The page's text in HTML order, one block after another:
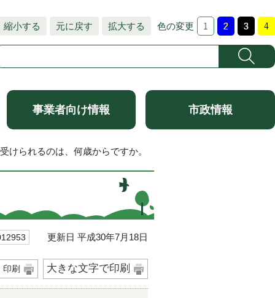
縮小する 元に戻す 拡大する 色の変更
事業者向け情報 市政情報
けられるのは、何歳からですか。
更新日 平成30年7月18日
印刷 大きな文字で印刷